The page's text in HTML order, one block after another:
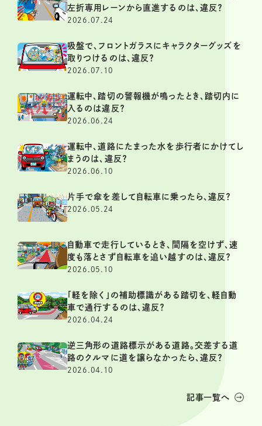
左折専用レーンから直進するのは、違反？
2026.07.24
吸盤で、フロントガラスにキャラクターグッズを
取りつけるのは、違反？
2026.07.10
運転中、踏切の警報機が鳴ったとき、踏切内に
入るのは違反？
2026.06.24
運転中、道路にたまった水を歩行者にかけてし
まうのは、違反？
2026.06.10
片手で傘を差して自転車に乗ったら、違反？
2026.05.24
自動車で走行しているとき、間隔を空けず、速
度も落とさず自転車を追い越すのは、違反？
2026.05.10
「軽を除く」の補助標識がある踏切を、軽自動
車で通行するのは、違反？
2026.04.24
逆三角形の道路標示がある道路。交差する道
路のクルマに道を譲らなかったら、違反？
2026.04.10
記事一覧へ